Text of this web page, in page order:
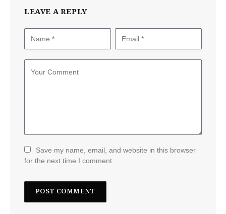
LEAVE A REPLY
Save my name, email, and website in this browser
for the next time I comment.